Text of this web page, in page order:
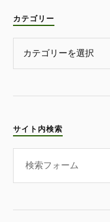
カテゴリー
サイト内検索